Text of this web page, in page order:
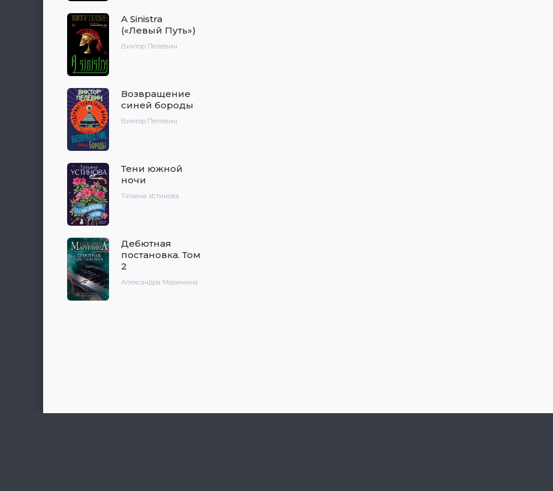
A Sinistra
(«Левый Путь»)
Виктор Пелевин
Возвращение
синей бороды
Виктор Пелевин
Тени южной
ночи
Татьяна Устинова
Дебютная
постановка. Том
2
Александра Маринина